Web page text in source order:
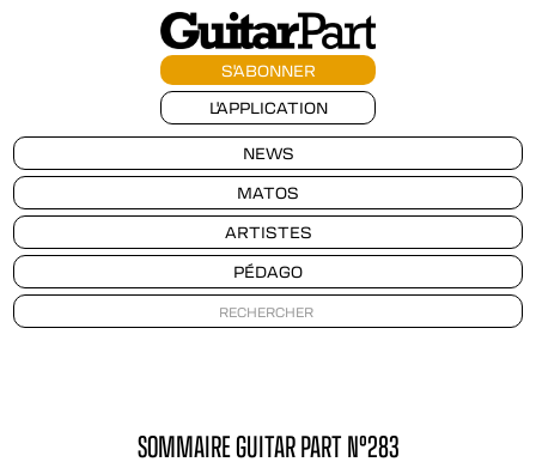
S'ABONNER
L'APPLICATION
NEWS
MATOS
ARTISTES
PÉDAGO
SOMMAIRE GUITAR PART N°283